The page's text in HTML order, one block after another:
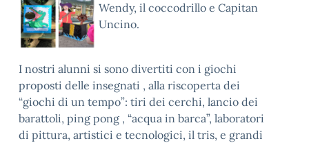
Wendy, il coccodrillo e Capitan
Uncino.
I nostri alunni si sono divertiti con i giochi
proposti delle insegnati , alla riscoperta dei
“giochi di un tempo”: tiri dei cerchi, lancio dei
barattoli, ping pong , “acqua in barca”, laboratori
di pittura, artistici e tecnologici, il tris, e grandi